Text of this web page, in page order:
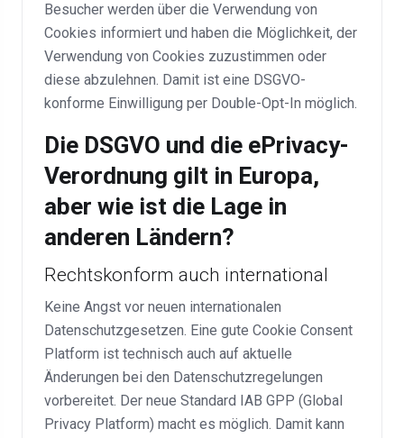
Besucher werden über die Verwendung von
Cookies informiert und haben die Möglichkeit, der
Verwendung von Cookies zuzustimmen oder
diese abzulehnen. Damit ist eine DSGVO-
konforme Einwilligung per Double-Opt-In möglich.
Die DSGVO und die ePrivacy-
Verordnung gilt in Europa,
aber wie ist die Lage in
anderen Ländern?
Rechtskonform auch international
Keine Angst vor neuen internationalen
Datenschutzgesetzen. Eine gute Cookie Consent
Platform ist technisch auch auf aktuelle
Änderungen bei den Datenschutzregelungen
vorbereitet. Der neue Standard IAB GPP (Global
Privacy Platform) macht es möglich. Damit kann